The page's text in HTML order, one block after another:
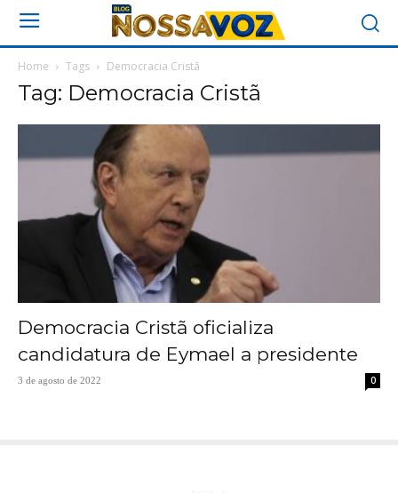
Home Tags Democracia Cristã
Tag: Democracia Cristã
Democracia Cristã oficializa
candidatura de Eymael a presidente
3 de agosto de 2022 0